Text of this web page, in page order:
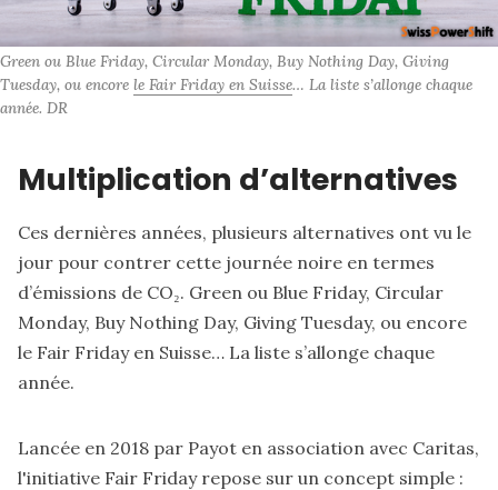
Green ou Blue Friday, Circular Monday, Buy Nothing Day, Giving
Tuesday, ou encore le Fair Friday en Suisse… La liste s’allonge chaque
année. DR
Multiplication d’alternatives
Ces dernières années, plusieurs alternatives ont vu le
jour pour contrer cette journée noire en termes
d’émissions de CO₂. Green ou Blue Friday, Circular
Monday, Buy Nothing Day, Giving Tuesday, ou encore
le Fair Friday en Suisse… La liste s’allonge chaque
année.
Lancée en 2018 par Payot en association avec Caritas,
l'initiative Fair Fridayrepose sur un concept simple :